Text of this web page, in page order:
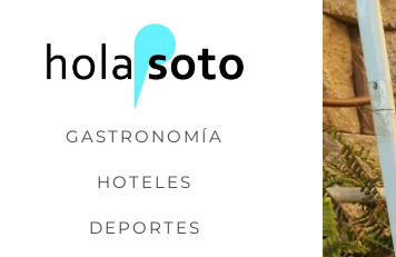
GASTRONOMÍA
HOTELES
DEPORTES